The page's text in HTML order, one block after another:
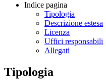
Indice pagina
Tipologia
Descrizione estesa
Licenza
Uffici responsabili
Allegati
Tipologia